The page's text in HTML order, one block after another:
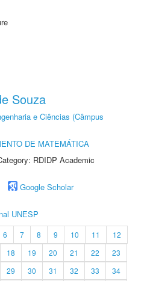
Souza
e Ciências (Câmpus
DE MATEMÁTICA
RDIDP Academic
Google Scholar
UNESP
6 7 8 9 10 11
12
18 19 20 21 22
23
29 30 31 32 33
34